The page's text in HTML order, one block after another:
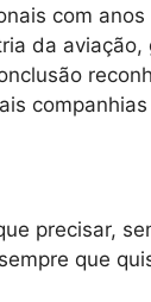
com
da
precisar,
que